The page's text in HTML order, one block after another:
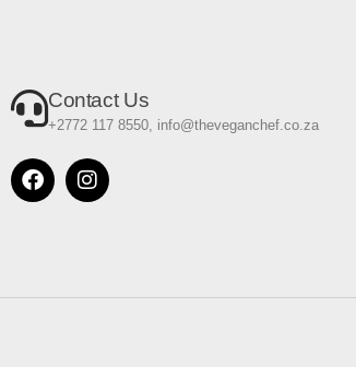
Contact Us
+2772 117 8550, info@theveganchef.co.za